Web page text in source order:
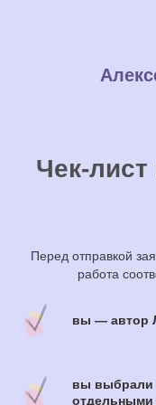
Чек-лист
Перед отправкой
работа
вы — автор
вы выбрали
отдельными